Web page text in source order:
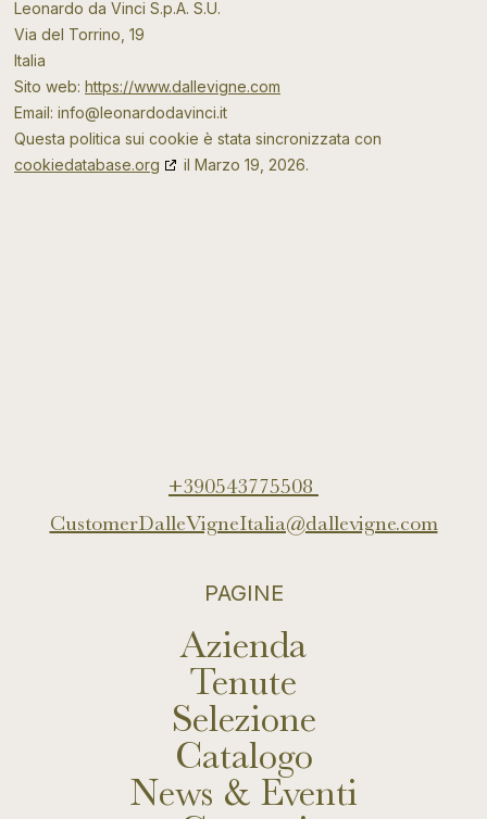
Leonardo da Vinci S.p.A. S.U.
Via del Torrino, 19
Italia
Sito web: https://www.dallevigne.com
Email: info@leonardodavinci.it
Questa politica sui cookie è stata sincronizzata con
cookiedatabase.org
il Marzo 19, 2026.
+390543775508
CustomerDalleVigneItalia@dallevigne.com
PAGINE
Azienda
Tenute
Selezione
Catalogo
News & Eventi